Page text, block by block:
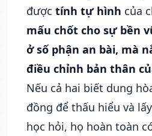
được tính tự hình của
mấu chốt cho sự bền
ở số phận an bài, mà
điều chỉnh bản thân
Nếu cả hai biết dung
đồng để thấu hiểu và
học hỏi, họ hoàn toàn